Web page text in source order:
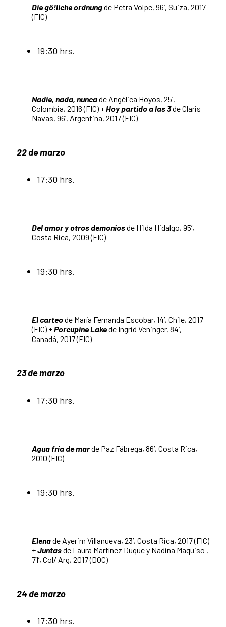
Die gö!liche ordnungde Petra Volpe, 96’, Suiza, 2017
(FIC)
19:30 hrs.
Nadie, nada, nuncade Angélica Hoyos, 25’,
Colombia, 2016 (FIC) +Hoy partido a las 3de Claris
Navas, 96’, Argentina, 2017 (FIC)
22 de marzo
17:30 hrs.
Del amor y otros demoniosde Hilda Hidalgo, 95’,
Costa Rica, 2009 (FIC)
19:30 hrs.
El carteode María Fernanda Escobar, 14’, Chile, 2017
(FIC) +Porcupine Lakede Ingrid Veninger, 84’,
Canadá, 2017 (FIC)
23 de marzo
17:30 hrs.
Agua fría de marde Paz Fábrega, 86’, Costa Rica,
2010 (FIC)
19:30 hrs.
Elenade Ayerim Villanueva, 23’, Costa Rica, 2017 (FIC)
+Juntasde Laura Martínez Duque y Nadina Maquiso ,
71’, Col/ Arg, 2017 (DOC)
24 de marzo
17:30 hrs.